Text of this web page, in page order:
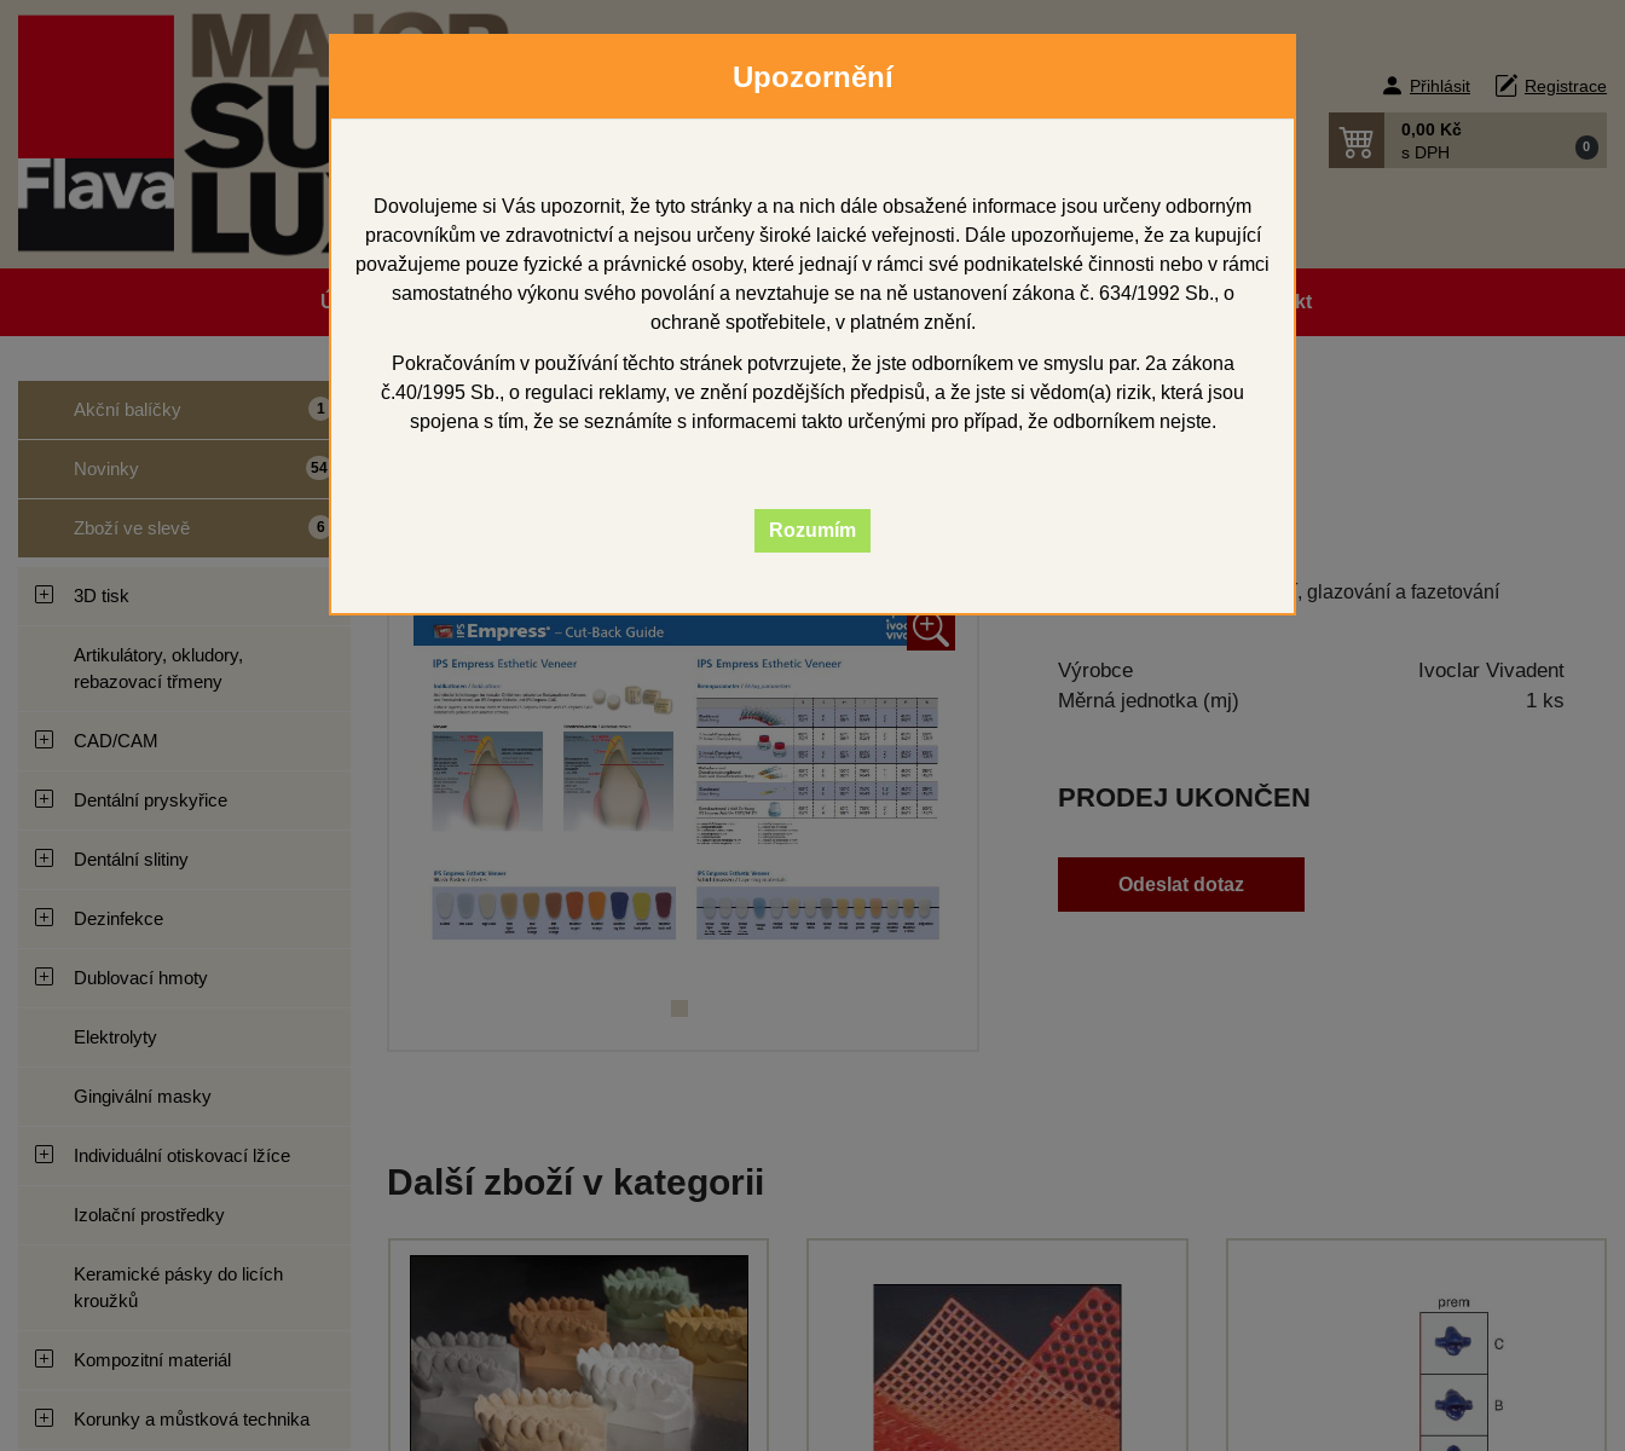
Přihlásit Registrace
0,00 Kč
s DPH
0
Úvodní strana Obchodní zástupci Soubory ke stažení O firmě Obchodní podmínky Kontakt
Akční balíčky 1
Novinky 54
Zboží ve slevě 6
3D tisk
Artikulátory, okludory,
rebazovací třmeny
CAD/CAM
Dentální pryskyřice
Dentální slitiny
Dezinfekce
Dublovací hmoty
Elektrolyty
Gingivální masky
Individuální otiskovací lžíce
Izolační prostředky
Keramické pásky do licích
kroužků
Kompozitní materiál
Korunky a můstková technika
Domů
+
Pro individuální dobarvování, glazování a fazetování
Výrobce
Ivoclar Vivadent
Měrná jednotka (mj)
1 ks
PRODEJ UKONČEN
Odeslat dotaz
Další zboží v kategorii
Upozornění
Dovolujeme si Vás upozornit, že tyto stránky a na nich dále obsažené informace jsou určeny odborným
pracovníkům ve zdravotnictví a nejsou určeny široké laické veřejnosti. Dále upozorňujeme, že za kupující
považujeme pouze fyzické a právnické osoby, které jednají v rámci své podnikatelské činnosti nebo v rámci
samostatného výkonu svého povolání a nevztahuje se na ně ustanovení zákona č. 634/1992 Sb., o
ochraně spotřebitele, v platném znění.
Pokračováním v používání těchto stránek potvrzujete, že jste odborníkem ve smyslu par. 2a zákona
č.40/1995 Sb., o regulaci reklamy, ve znění pozdějších předpisů, a že jste si vědom(a) rizik, která jsou
spojena s tím, že se seznámíte s informacemi takto určenými pro případ, že odborníkem nejste.
Rozumím